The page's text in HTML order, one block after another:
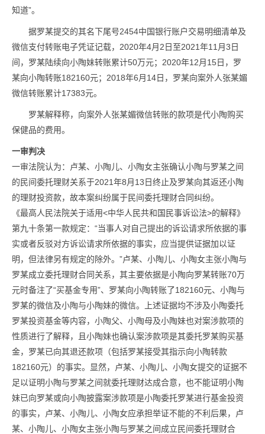
知道”。
据罗某提交的其名下尾号2454中国银行账户交易明细清单及
微信支付转账电子凭证记载，2020年4月2日至2021年11月3日
间，罗某陆续向小陶妹转账累计50万元；2020年12月15日，罗
某向小陶转账182160元；2018年6月14日，罗某向案外人张某媚
微信转账累计17383元。
罗某解释称，向案外人张某媚微信转账的款项是代小陶购买
保健品的费用。
一审判决
一审法院认为：卢某、小陶儿、小陶女主张确认小陶与罗某之间
的民间委托理财关系于2021年8月13日终止及罗某向其返还小陶
的理财投资款，故本案纠纷属于民间委托理财合同纠纷。
《最高人民法院关于适用<中华人民共和国民事诉讼法>的解释》
第九十条第一款规定：“当事人对自己提出的诉讼请求所依据的事
实或者反驳对方诉讼请求所依据的事实，应当提供证据加以证
明，但法律另有规定的除外。”卢某、小陶儿、小陶女主张小陶与
罗某成立委托理财合同关系，其主要依据是小陶向罗某转账70万
元时备注了“买基金专用”、罗某向小陶转账了182160元、小陶与
罗某的微信及小陶与小陶妹的微信。上述证据均不涉及小陶委托
罗某投资基金等内容，小陶父、小陶母及小陶妹也对案涉款项的
性质进行了解释，且小陶妹也确认案涉款项是其委托罗某购买基
金，罗某已向其退还款项（包括罗某接受其指示向小陶转款
182160元）的事实。显然，卢某、小陶儿、小陶女提交的证据不
足以证明小陶与罗某之间就委托理财达成合意，也不能证明小陶
妹已向罗某或向小陶披露案涉款项是小陶委托罗某进行基金投资
的事实，卢某、小陶儿、小陶女应承担举证不能的不利后果，卢
某、小陶儿、小陶女主张小陶与罗某之间成立民间委托理财合